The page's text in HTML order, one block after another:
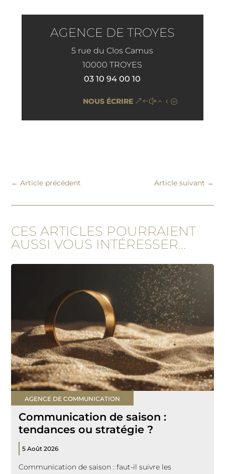
AGENCE DE TROYES
5 rue du Clos Camus
10000 TROYES
03 10 94 00 10
NOUS ÉCRIRE
←Article précédent Article suivant →
CES ARTICLES POURRAIENT
AUSSI VOUS INTÉRESSER...
AGENCE DE COMMUNICATION
Communication de saison :
tendances ou stratégie ?
5 Août 2026
Communication de saison : faut-il suivre les